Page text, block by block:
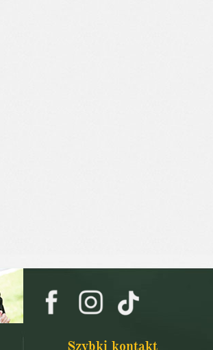
Szybki kontakt